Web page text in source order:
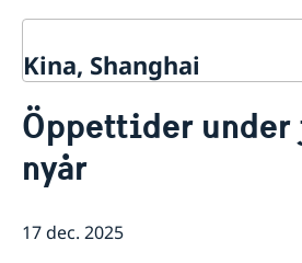
Kina, Shanghai
generalkonsulatet
Rösta i Shanghai
Pass och ID-kort
Intyg och apostille
Nyheter
Om generalkonsulatet
Dataskyddspolicy (GDPR)
Öppettider
nyår
17 dec. 2025